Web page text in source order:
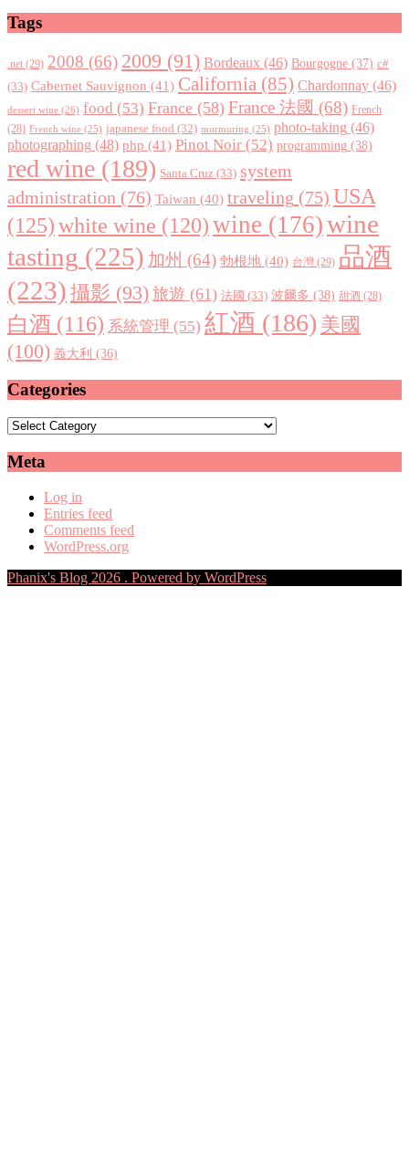
Tags
.net (29) 2008 (66) 2009 (91) Bordeaux (46) Bourgogne (37) c#
(33) Cabernet Sauvignon (41) California (85) Chardonnay (46)
dessert wine (26) food (53) France (58) France 法國 (68) French
(28) French wine (25) japanese food (32) murmuring (25) photo-taking (46)
photographing (48) php (41) Pinot Noir (52) programming (38)
red wine (189) Santa Cruz (33) system
administration (76) Taiwan (40) traveling (75) USA
(125)white wine (120)wine (176)wine
tasting (225) 加州 (64) 勃根地 (40) 台灣 (29) 品酒
(223) 攝影 (93) 旅遊 (61) 法國 (33) 波爾多 (38) 甜酒 (28)
白酒 (116) 系統管理 (55) 紅酒 (186) 美國
(100) 義大利 (36)
Categories
Categories
Meta
Log in
Entries feed
Comments feed
WordPress.org
Phanix's Blog 2026 . Powered by WordPress